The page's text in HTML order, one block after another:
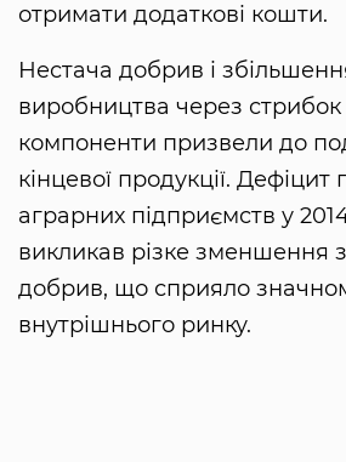
отримати додаткові кошти.
Нестача добрив і
виробництва через стрибок
компоненти призвели до
кінцевої продукції.
аграрних підприємств у
викликав різке зменшення
добрив, що сприяло
внутрішнього ринку.